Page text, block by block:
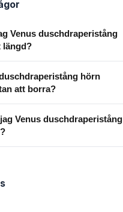
Venus duschdraperistång
längd?
hörn
att borra?
Venus duschdraperistång